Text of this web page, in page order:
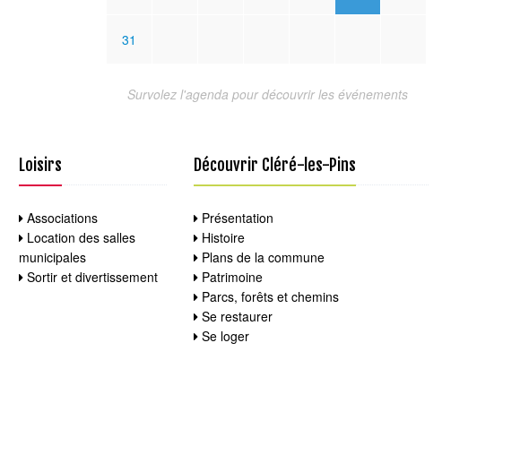
31
Survolez l'agenda pour découvrir les événements
Loisirs
Associations
Location des salles
municipales
Sortir et divertissement
Découvrir Cléré-les-Pins
Présentation
Histoire
Plans de la commune
Patrimoine
Parcs, forêts et chemins
Se restaurer
Se loger